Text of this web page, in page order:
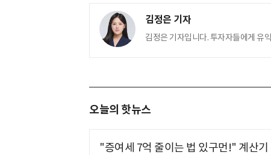
김정은 기자
김정은 기자입니다. 투자자들에게 유
오늘의 핫뉴스
"증여세 7억 줄이는 법 있구먼!" 계산